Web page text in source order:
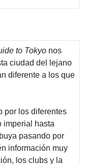
to Tokyo nos
ciudad del lejano
diferente a los que
por los diferentes
imperial hasta
pasando por
información muy
los clubs y la